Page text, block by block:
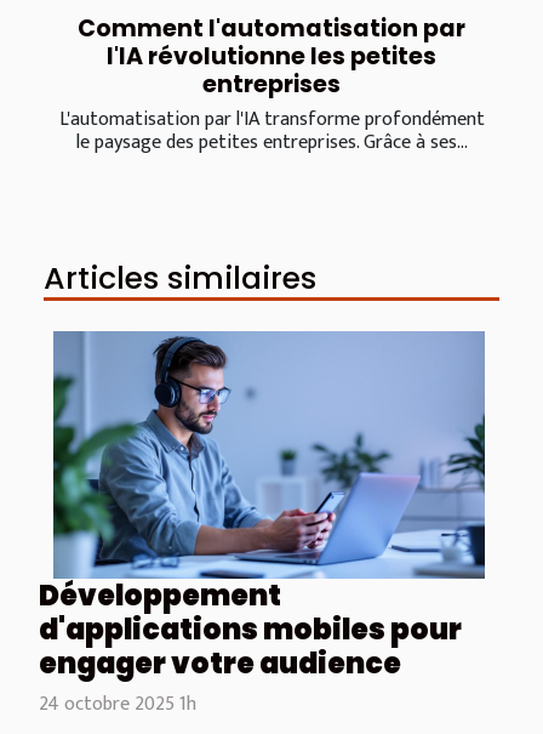
Comment l'automatisation par
l'IA révolutionne les petites
entreprises
L'automatisation par l'IA transforme profondément
le paysage des petites entreprises. Grâce à ses...
Articles similaires
Développement
d'applications mobiles pour
engager votre audience
24 octobre 2025 1h